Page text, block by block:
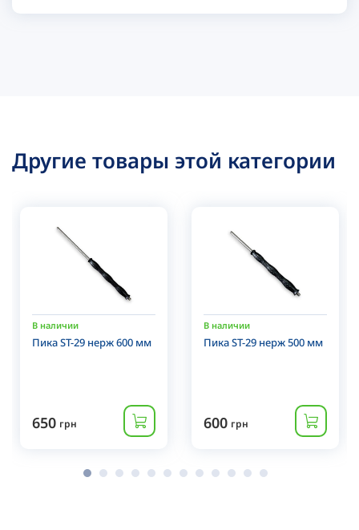
Другие товары этой категории
В наличии
Пика ST-29 нерж 600 мм
650 грн
В наличии
Пика ST-29 нерж 500 мм
600 грн